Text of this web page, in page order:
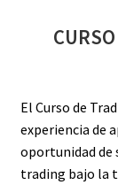
El Curso de
experiencia de
oportunidad de
trading bajo la